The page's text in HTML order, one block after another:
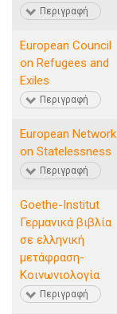
Περιγραφή
European Council
on Refugees and
Exiles
Περιγραφή
European Network
on Statelessness
Περιγραφή
Goethe-Institut
Γερμανικά βιβλία
σε ελληνική
μετάφραση-
Κοινωνιολογία
Περιγραφή